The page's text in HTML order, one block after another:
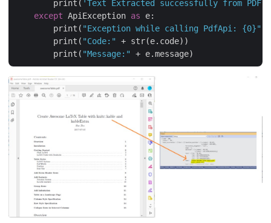
        print(
'Text Extracted successfully from PDF
except ApiException as e:
        print(
"Exception while calling PdfApi: {0}"
        print(
"Code:"
+ str(e.code))
        print(
"Message:"